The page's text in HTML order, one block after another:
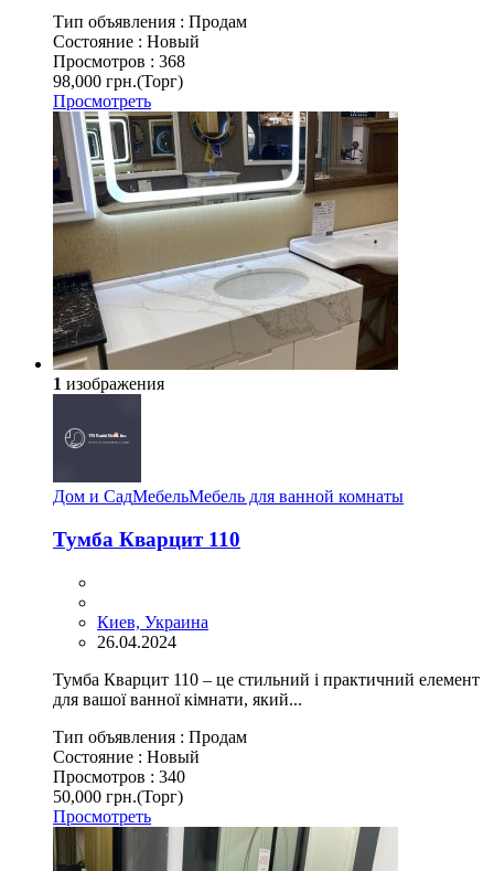
Тип объявления : Продам
Состояние : Новый
Просмотров : 368
98,000 грн.(Торг)
Просмотреть
1 изображения
Дом и СадМебельМебель для ванной комнаты
Тумба Кварцит 110
Киев, Украина
26.04.2024
Тумба Кварцит 110 – це стильний і практичний елемент
для вашої ванної кімнати, який...
Тип объявления : Продам
Состояние : Новый
Просмотров : 340
50,000 грн.(Торг)
Просмотреть